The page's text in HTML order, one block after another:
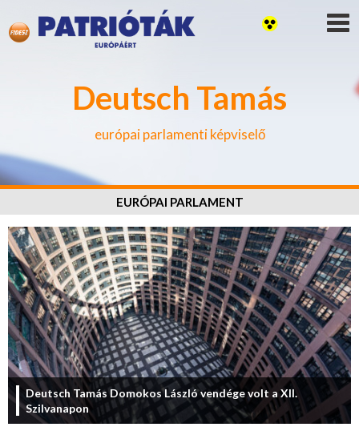
Deutsch Tamás
európai parlamenti képviselő
EURÓPAI PARLAMENT
Deutsch Tamás Domokos László vendége volt a XII.
Szilvanapon